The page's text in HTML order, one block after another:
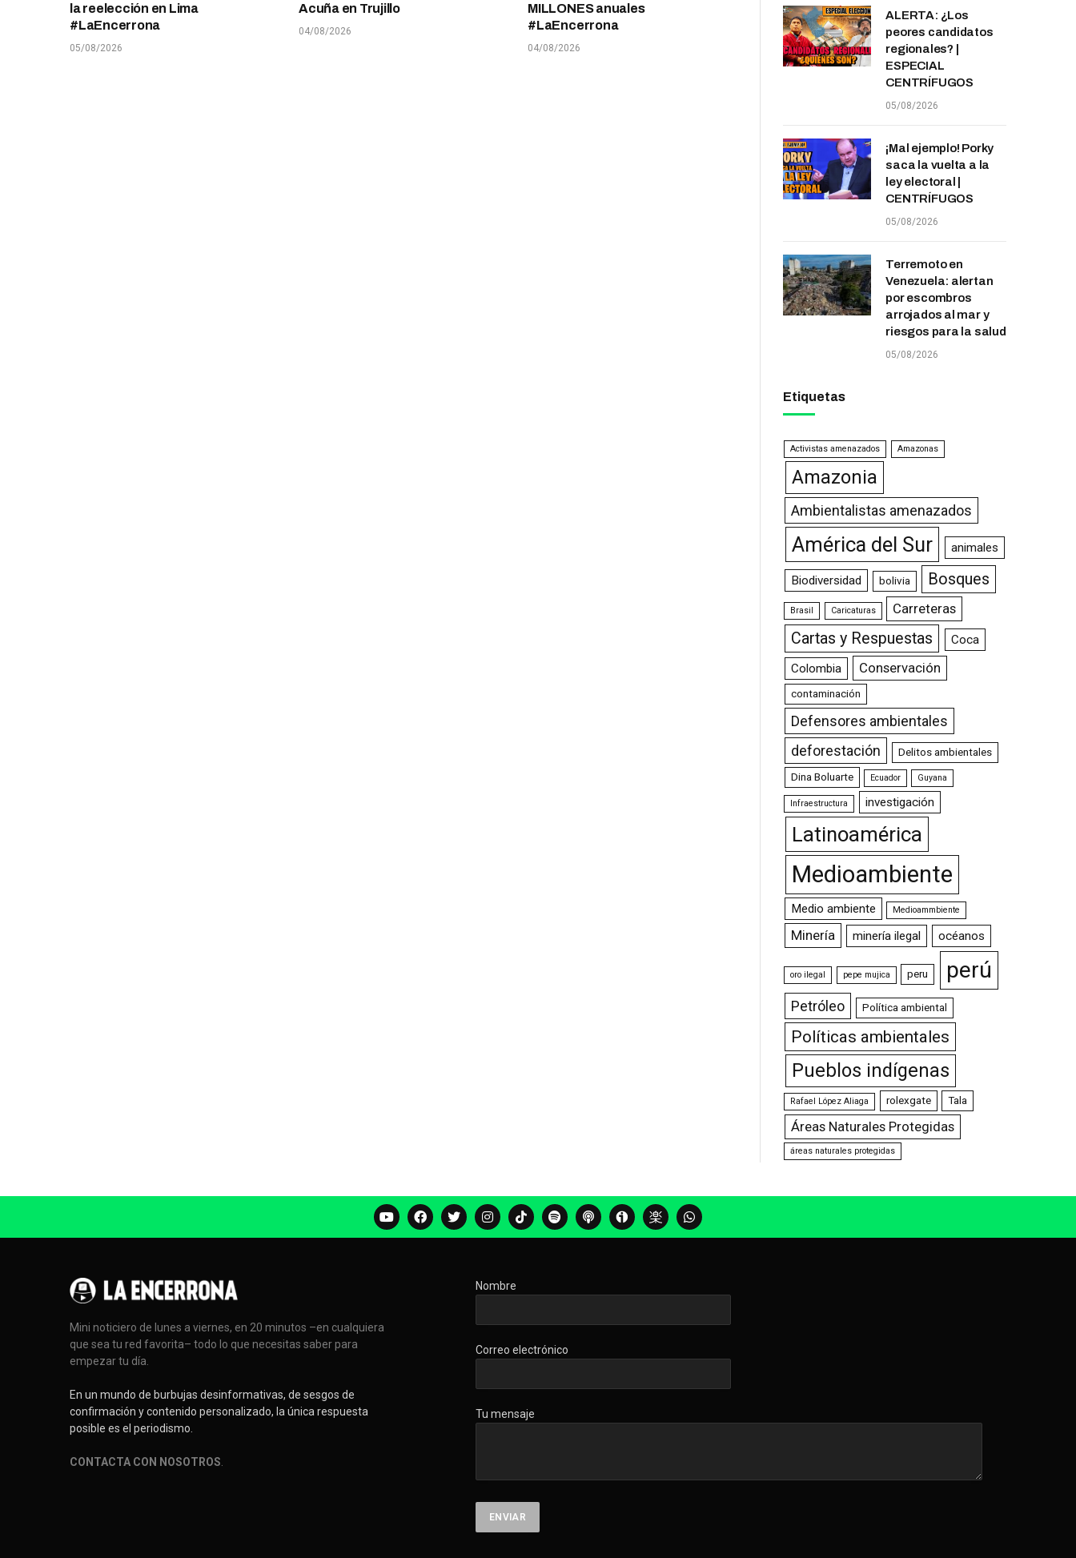
la reelección en Lima
#LaEncerrona
05/08/2026
Acuña en Trujillo
04/08/2026
MILLONES anuales
#LaEncerrona
04/08/2026
ALERTA: ¿Los
peores candidatos
regionales? |
ESPECIAL
CENTRÍFUGOS
05/08/2026
¡Mal ejemplo! Porky
saca la vuelta a la
ley electoral |
CENTRÍFUGOS
05/08/2026
Terremoto en
Venezuela: alertan
por escombros
arrojados al mar y
riesgos para la salud
05/08/2026
Etiquetas
Activistas amenazados Amazonas
Amazonia
Ambientalistas amenazados
América del Sur animales
Biodiversidad bolivia Bosques
Brasil Caricaturas Carreteras
Cartas y Respuestas
Coca
Colombia
Conservación
contaminación
Defensores ambientales
deforestación
Delitos ambientales
Dina Boluarte Ecuador Guyana
Infraestructura investigación
Latinoamérica
Medioambiente
Medio ambiente Medioammbiente
Minería minería ilegal océanos
oro ilegal pepe mujica peru perú
Petróleo Política ambiental
Políticas ambientales
Pueblos indígenas
Rafael López Aliaga rolexgate Tala
Áreas Naturales Protegidas
áreas naturales protegidas
Mini noticiero de lunes a viernes, en 20 minutos –en cualquiera
que sea tu red favorita– todo lo que necesitas saber para
empezar tu día.
En un mundo de burbujas desinformativas, de sesgos de
confirmación y contenido personalizado, la única respuesta
posible es el periodismo.
CONTACTA CON NOSOTROS
Nombre
Correo electrónico
Tu mensaje